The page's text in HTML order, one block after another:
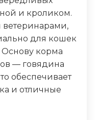
клетчатка –
– 10%, кальций
А – 5000
кг, витамин Е
и кроликом.
ветеринарами,
для кошек
корма
— говядина
обеспечивает
и отличные